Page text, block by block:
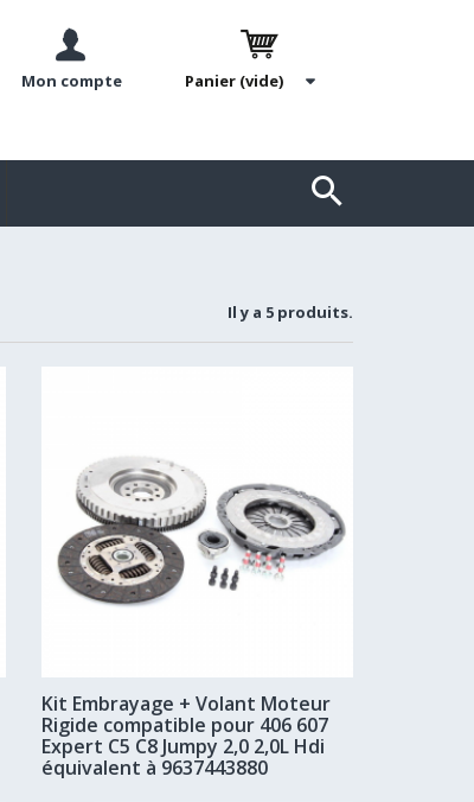
Mon compte Panier (vide)
Il y a 5 produits.
Kit Embrayage + Volant Moteur
Rigide compatible pour 406 607
Expert C5 C8 Jumpy 2,0 2,0L Hdi
équivalent à 9637443880